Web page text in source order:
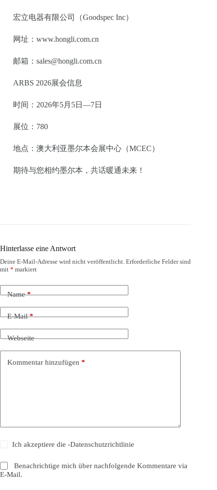
宏立电器有限公司（Goodspec Inc）
网址：www.hongli.com.cn
邮箱：sales@hongli.com.cn
ARBS 2026展会信息
时间：2026年5月5日—7日
展位：780
地点：澳大利亚墨尔本会展中心（MCEC）
期待与您相约墨尔本，共话暖通未来！
Hinterlasse eine Antwort
Deine E-Mail-Adresse wird nicht veröffentlicht. Erforderliche Felder sind
mit * markiert
Name*
E-Mail*
Webseite
Kommentar hinzufügen *
Ich akzeptiere die-Datenschutzrichtlinie
Benachrichtige mich über nachfolgende Kommentare via
E-Mail.